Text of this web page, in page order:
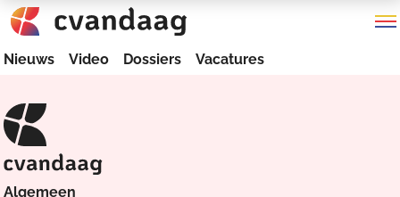
Nieuws Video Dossiers Vacatures
Algemeen